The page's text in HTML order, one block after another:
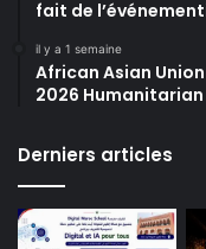
fait de
il y a 1 semaine
African Asian
2026
Derniers articles